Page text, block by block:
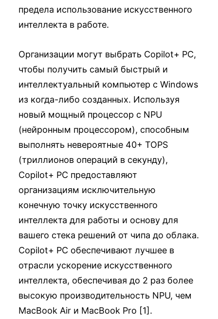
предела использование искусственного
интеллекта в работе.
Организации могут выбрать Copilot+ PC,
чтобы получить самый быстрый и
интеллектуальный компьютер с Windows
из когда-либо созданных. Используя
новый мощный процессор с NPU
(нейронным процессором), способным
выполнять невероятные 40+ TOPS
(триллионов операций в секунду),
Copilot+ PC предоставляют
организациям исключительную
конечную точку искусственного
интеллекта для работы и основу для
вашего стека решений от чипа до облака.
Copilot+ PC обеспечивают лучшее в
отрасли ускорение искусственного
интеллекта, обеспечивая до 2 раз более
высокую производительность NPU, чем
MacBook Air и MacBook Pro [1].